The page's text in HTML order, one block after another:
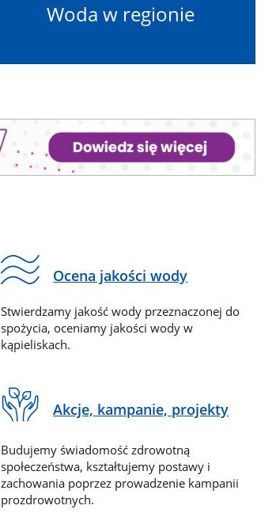
Woda w regionie
Ocena jakości wody
Stwierdzamy jakość wody przeznaczonej do
spożycia, oceniamy jakości wody w
kąpieliskach.
Akcje, kampanie, projekty
Budujemy świadomość zdrowotną
społeczeństwa, kształtujemy postawy i
zachowania poprzez prowadzenie kampanii
prozdrowotnych.